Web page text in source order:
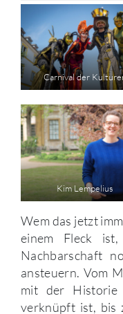
Carnival der
Kim Lempelius
Wem das jetzt
einem Fleck
Nachbarschaft
ansteuern. Vom
mit der Historie
verknüpft ist, bis